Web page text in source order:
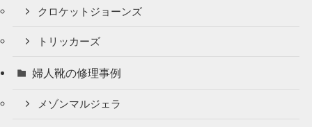
クロケットジョーンズ
トリッカーズ
婦人靴の修理事例
メゾンマルジェラ